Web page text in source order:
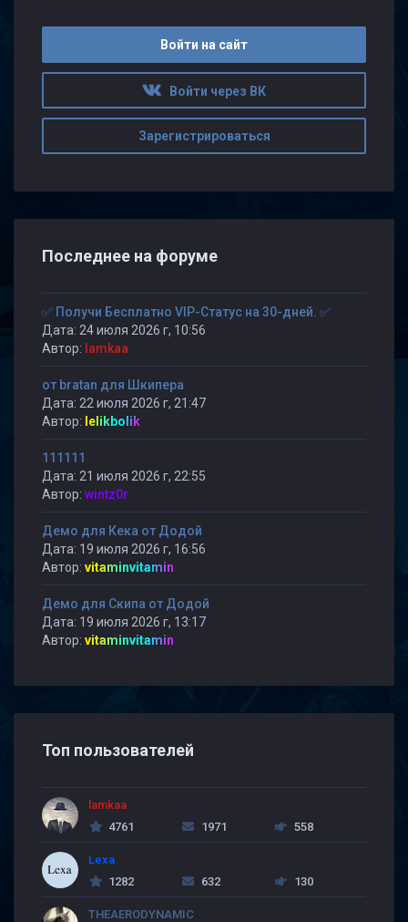
Войти на сайт
Войти через ВК
Зарегистрироваться
Последнее на форуме
✅ Получи Бесплатно VIP-Статус на 30-дней. ✅
Дата: 24 июля 2026 г, 10:56
Автор: lamkaa
от bratan для Шкипера
Дата: 22 июля 2026 г, 21:47
Автор: lelikbolik
111111
Дата: 21 июля 2026 г, 22:55
Автор: wintz0r
Демо для Кека от Додой
Дата: 19 июля 2026 г, 16:56
Автор: vitaminvitamin
Демо для Скипа от Додой
Дата: 19 июля 2026 г, 13:17
Автор: vitaminvitamin
Топ пользователей
lamkaa
4761
1971 558
Lexa
1282
632 130
THEAERODYNAMIC